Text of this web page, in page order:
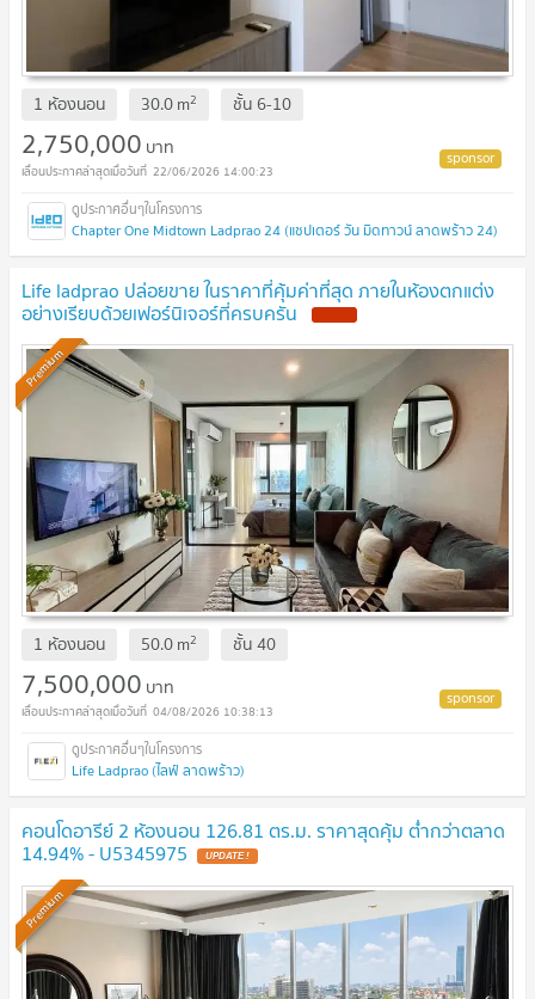
1 ห้องนอน 30.0m2 ชั้น 6-10
2,750,000 บาท
22/06/2026 14:00:23
Chapter One Midtown Ladprao 24 (แชปเตอร์ วัน มิดทาวน์ ลาดพร้าว 24)
Life ladprao ปล่อยขาย ในราคาที่คุ้มค่าที่สุด ภายในห้องตกแต่ง
อย่างเรียบด้วยเฟอร์นิเจอร์ที่ครบครัน
Premium
1 ห้องนอน 50.0m2 ชั้น40
7,500,000 บาท
04/08/2026 10:38:13
Life Ladprao (ไลฟ์ ลาดพร้าว)
คอนโดอารีย์ 2 ห้องนอน 126.81 ตร.ม. ราคาสุดคุ้ม ต่ำกว่าตลาด
14.94% - U5345975
Premium